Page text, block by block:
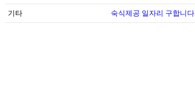
기타 숙식제공 일자리 구합니다